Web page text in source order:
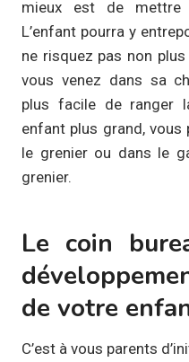
mieux est de mettre
L’enfant pourra y
ne risquez pas non
vous venez dans sa
plus facile de ranger
enfant plus grand, vous
le grenier ou dans le
grenier.
Le coin
de votre
C’est à vous parents